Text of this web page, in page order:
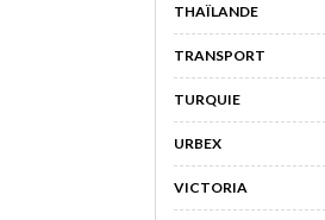
THAÏLANDE
TRANSPORT
TURQUIE
URBEX
VICTORIA